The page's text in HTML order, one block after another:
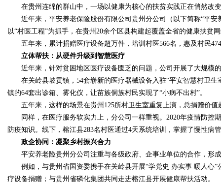
在贵州连绵的群山中，一场以健康为核心的扶贫实践正在悄然改
近年来，平安养老保险股份有限公司贵州分公司（以下简称“平安
以“村医工程”为抓手，在贵州20余个区县构建起覆盖全省的健康扶贫
五年来，累计捐赠医疗设备超万件，培训村医566名，惠及村民
立体帮扶：从硬件升级到智慧医疗
近年来，针对贫困地区医疗设备匮乏的问题，公司开展了大规模
在关岭县坡贡镇，54套崭新的医疗器械设备入驻“平安智慧村卫生
镇的64套出诊箱、雾化仪，让苗族侗族村民实现了“小病不出村”。
五年来，这样的场景在贵州125所村卫生室重复上演，总捐赠价值
同样，在医疗服务软实力上，分公司一样重视。2020年疫情防控
防疫知识。线下，榕江县283名村医通过4天系统培训，掌握了慢性病
政企协同：凝聚乡村振兴合力
平安养老险贵州分公司注重与各级政府、企事业单位的合作，形
例如，与贵州省国资委携手在关岭县开展“学党史 办实事 暖人心”
疗设备捐赠；与贵州省磷化集团共同走进榕江县开展健康帮扶活动。